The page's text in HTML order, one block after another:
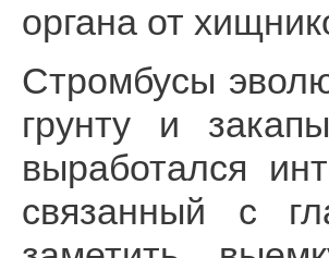
органа от
Стромбусы
грунту и
выработался
связанный с